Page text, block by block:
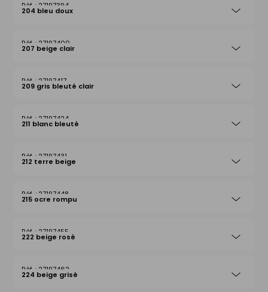
27197394
204 bleu doux
27197400
207 beige clair
27197417
209 gris bleuté clair
27197424
211 blanc bleuté
27197431
212 terre beige
27197448
215 ocre rompu
27197455
222 beige rosé
27197462
224 beige grisé